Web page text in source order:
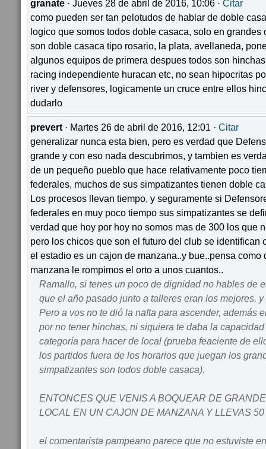
granate · Jueves 28 de abril de 2016, 10:06 · Citar
como pueden ser tan pelotudos de hablar de doble
logico que somos todos doble casaca, solo en grandes
son doble casaca tipo rosario, la plata, avellaneda,
algunos equipos de primera despues todos son
racing independiente huracan etc, no sean hipocritas
river y defensores, logicamente un cruce entre ellos
dudarlo
prevert · Martes 26 de abril de 2016, 12:01 · Citar
generalizar nunca esta bien, pero es verdad que
grande y con eso nada descubrimos, y tambien es
de un pequeño pueblo que hace relativamente poco
federales, muchos de sus simpatizantes tienen doble
Los procesos llevan tiempo, y seguramente si
federales en muy poco tiempo sus simpatizantes se
verdad que hoy por hoy no somos mas de 300 los que
pero los chicos que son el futuro del club se identifican
el estadio es un cajon de manzana..y bue..pensa como
manzana le rompimos el orto a unos cuantos..
Ramallo, si tenes un poco de dignidad no hables de
que el año pasado junto a talleres eran los mejores,
Pero a vos no te dió la nafta para ascender, además
por no tener hinchas, ni siquiera te daba la
categoría para hacer de local (prueba feaciente de
los partidos fuera de los horarios que juegan los
simpatizantes son todos doble casaca).
ENTONCES QUE VENIS A BOQUEAR DE
LOCAL EN UN CAJON DE MANZANA Y LLEVAS
el comentarista pampeano parece que no estuviste